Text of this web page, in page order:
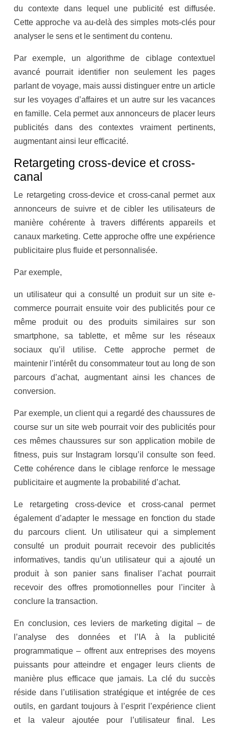
du contexte dans lequel une publicité est diffusée.
Cette approche va au-delà des simples mots-clés pour
analyser le sens et le sentiment du contenu.
Par exemple, un algorithme de ciblage contextuel
avancé pourrait identifier non seulement les pages
parlant de voyage, mais aussi distinguer entre un article
sur les voyages d’affaires et un autre sur les vacances
en famille. Cela permet aux annonceurs de placer leurs
publicités dans des contextes vraiment pertinents,
augmentant ainsi leur efficacité.
Retargeting cross-device et cross-
canal
Le retargeting cross-device et cross-canal permet aux
annonceurs de suivre et de cibler les utilisateurs de
manière cohérente à travers différents appareils et
canaux marketing. Cette approche offre une expérience
publicitaire plus fluide et personnalisée.
Par exemple,
un utilisateur qui a consulté un produit sur un site e-
commerce pourrait ensuite voir des publicités pour ce
même produit ou des produits similaires sur son
smartphone, sa tablette, et même sur les réseaux
sociaux qu’il utilise. Cette approche permet de
maintenir l’intérêt du consommateur tout au long de son
parcours d’achat, augmentant ainsi les chances de
conversion.
Par exemple, un client qui a regardé des chaussures de
course sur un site web pourrait voir des publicités pour
ces mêmes chaussures sur son application mobile de
fitness, puis sur Instagram lorsqu’il consulte son feed.
Cette cohérence dans le ciblage renforce le message
publicitaire et augmente la probabilité d’achat.
Le retargeting cross-device et cross-canal permet
également d’adapter le message en fonction du stade
du parcours client. Un utilisateur qui a simplement
consulté un produit pourrait recevoir des publicités
informatives, tandis qu’un utilisateur qui a ajouté un
produit à son panier sans finaliser l’achat pourrait
recevoir des offres promotionnelles pour l’inciter à
conclure la transaction.
En conclusion, ces leviers de marketing digital – de
l’analyse des données et l’IA à la publicité
programmatique – offrent aux entreprises des moyens
puissants pour atteindre et engager leurs clients de
manière plus efficace que jamais. La clé du succès
réside dans l’utilisation stratégique et intégrée de ces
outils, en gardant toujours à l’esprit l’expérience client
et la valeur ajoutée pour l’utilisateur final. Les